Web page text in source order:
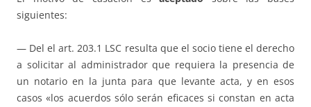
siguientes:
— Del el art. 203.1 LSC resulta que el socio tiene el derecho
a solicitar al administrador que requiera la presencia de
un notario en la junta para que levante acta, y en esos
casos «los acuerdos sólo serán eficaces si constan en acta